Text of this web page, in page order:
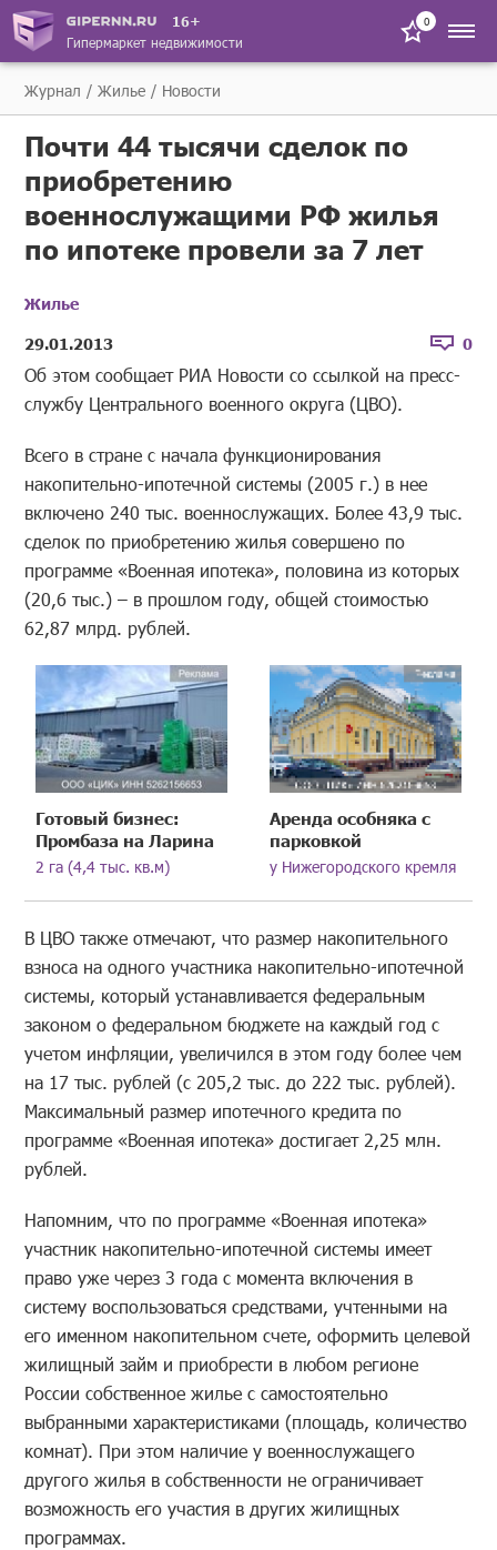
16+
Гипермаркет недвижимости
0
Журнал Жилье Новости
Почти 44 тысячи сделок по
приобретению
военнослужащими РФ жилья
по ипотеке провели за 7 лет
Жилье
29.01.2013
0
Об этом сообщает РИА Новости со ссылкой на пресс-
службу Центрального военного округа (ЦВО).
Всего в стране с начала функционирования
накопительно-ипотечной системы (2005 г.) в нее
включено 240 тыс. военнослужащих. Более 43,9 тыс.
сделок по приобретению жилья совершено по
программе «Военная ипотека», половина из которых
(20,6 тыс.) – в прошлом году, общей стоимостью
62,87 млрд. рублей.
Готовый бизнес:
Промбаза на Ларина
2 га (4,4 тыс. кв.м)
Аренда особняка с
парковкой
у Нижегородского кремля
В ЦВО также отмечают, что размер накопительного
взноса на одного участника накопительно-ипотечной
системы, который устанавливается федеральным
законом о федеральном бюджете на каждый год с
учетом инфляции, увеличился в этом году более чем
на 17 тыс. рублей (с 205,2 тыс. до 222 тыс. рублей).
Максимальный размер ипотечного кредита по
программе «Военная ипотека» достигает 2,25 млн.
рублей.
Напомним, что по программе «Военная ипотека»
участник накопительно-ипотечной системы имеет
право уже через 3 года с момента включения в
систему воспользоваться средствами, учтенными на
его именном накопительном счете, оформить целевой
жилищный займ и приобрести в любом регионе
России собственное жилье с самостоятельно
выбранными характеристиками (площадь, количество
комнат). При этом наличие у военнослужащего
другого жилья в собственности не ограничивает
возможность его участия в других жилищных
программах.